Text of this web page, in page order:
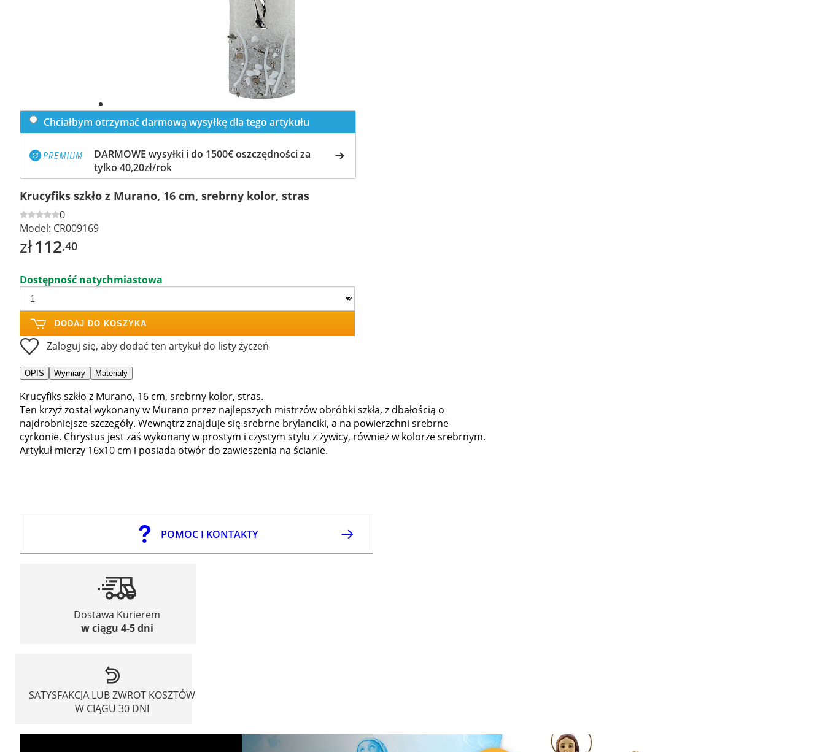
Chciałbym otrzymać darmową wysyłkę dla tego artykułu
DARMOWE wysyłki i do 1500€ oszczędności za
tylko 40,20zł/rok
Krucyfiks szkło z Murano, 16 cm, srebrny kolor, stras
0
Model: CR009169
zł112,40
Dostępność natychmiastowa
DODAJ DO KOSZYKA
Zaloguj się, aby dodać ten artykuł do listy życzeń
OPIS Wymiary Materiały
Krucyfiks szkło z Murano, 16 cm, srebrny kolor, stras.
Ten krzyż został wykonany w Murano przez najlepszych mistrzów obróbki szkła, z dbałością o
najdrobniejsze szczegóły. Wewnątrz znajduje się srebrne brylanciki, a na powierzchni srebrne
cyrkonie. Chrystus jest zaś wykonany w prostym i czystym stylu z żywicy, również w kolorze srebrnym.
Artykuł mierzy 16x10 cm i posiada otwór do zawieszenia na ścianie.
POMOC I KONTAKTY
Dostawa Kurierem
w ciągu 4-5 dni
SATYSFAKCJA LUB ZWROT KOSZTÓW
W CIĄGU 30 DNI